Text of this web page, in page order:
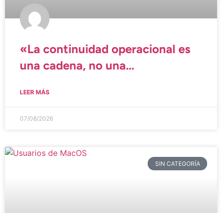
«La continuidad operacional es
una cadena, no una
LEER MÁS
07/08/2026
SIN CATEGORÍA